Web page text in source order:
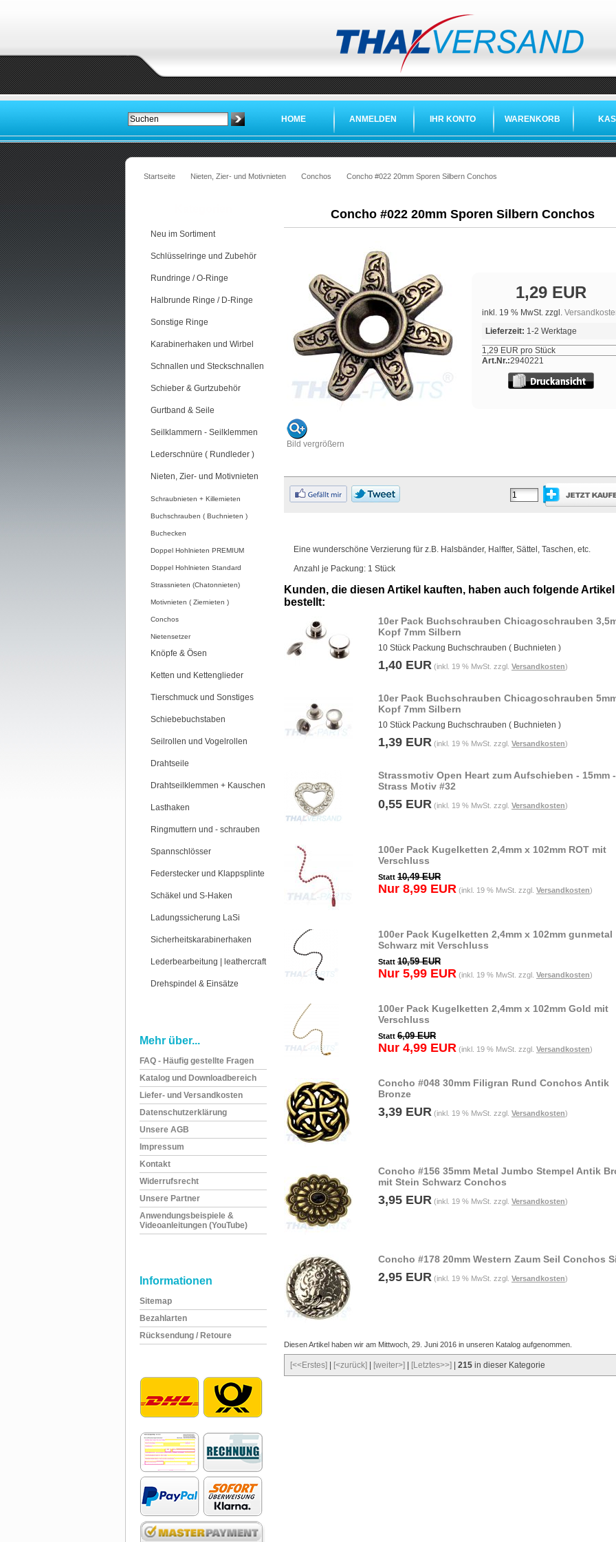
HOME ANMELDEN IHR KONTO WARENKORB
Startseite Nieten, Zier- und Motivnieten Conchos Concho #022 20mm Sporen Silbern Conchos
Neu im Sortiment
Schlüsselringe und Zubehör
Rundringe / O-Ringe
Halbrunde Ringe / D-Ringe
Sonstige Ringe
Karabinerhaken und Wirbel
Schnallen und Steckschnallen
Schieber & Gurtzubehör
Gurtband & Seile
Seilklammern - Seilklemmen
Lederschnüre ( Rundleder )
Nieten, Zier- und Motivnieten
Schraubnieten + Killernieten
Buchschrauben ( Buchnieten )
Buchecken
Doppel Hohlnieten PREMIUM
Doppel Hohlnieten Standard
Strassnieten (Chatonnieten)
Motivnieten ( Ziernieten )
Conchos
Nietensetzer
Knöpfe & Ösen
Ketten und Kettenglieder
Tierschmuck und Sonstiges
Schiebebuchstaben
Seilrollen und Vogelrollen
Drahtseile
Drahtseilklemmen + Kauschen
Lasthaken
Ringmuttern und - schrauben
Spannschlösser
Federstecker und Klappsplinte
Schäkel und S-Haken
Ladungssicherung LaSi
Sicherheitskarabinerhaken
Lederbearbeitung | leathercraft
Drehspindel & Einsätze
Mehr über...
FAQ - Häufig gestellte Fragen
Katalog und Downloadbereich
Liefer- und Versandkosten
Datenschutzerklärung
Unsere AGB
Impressum
Kontakt
Widerrufsrecht
Unsere Partner
Anwendungsbeispiele &
Videoanleitungen (YouTube)
Informationen
Sitemap
Bezahlarten
Rücksendung / Retoure
Concho #022 20mm Sporen Silbern Conchos
Bild vergrößern
1,29 EUR
inkl. 19 % MwSt. zzgl.
Lieferzeit: 1-2 Werktage
1,29 EUR pro Stück
Art.Nr.:2940221
Eine wunderschöne Verzierung für z.B. Halsbänder, Halfter, Sättel, Taschen, etc.
Anzahl je Packung: 1 Stück
Kunden, die diesen Artikel kauften, haben auch folgende Artikel
bestellt:
10er Pack Buchschrauben Chicagoschrauben
Kopf 7mm Silbern
10 Stück Packung Buchschrauben ( Buchnieten )
1,40 EUR (inkl. 19 % MwSt. zzgl. Versandkosten)
10er Pack Buchschrauben Chicagoschrauben
Kopf 7mm Silbern
10 Stück Packung Buchschrauben ( Buchnieten )
1,39 EUR (inkl. 19 % MwSt. zzgl. Versandkosten)
Strassmotiv Open Heart zum Aufschieben - 15mm -
Strass Motiv #32
0,55 EUR (inkl. 19 % MwSt. zzgl. Versandkosten)
100er Pack Kugelketten 2,4mm x 102mm ROT mit
Verschluss
Statt 10,49 EUR
Nur 8,99 EUR (inkl. 19 % MwSt. zzgl. Versandkosten)
100er Pack Kugelketten 2,4mm x 102mm gunmetal
Schwarz mit Verschluss
Statt 10,59 EUR
Nur 5,99 EUR (inkl. 19 % MwSt. zzgl. Versandkosten)
100er Pack Kugelketten 2,4mm x 102mm Gold mit
Verschluss
Statt 6,09 EUR
Nur 4,99 EUR (inkl. 19 % MwSt. zzgl. Versandkosten)
Concho #048 30mm Filigran Rund Conchos Antik
Bronze
3,39 EUR (inkl. 19 % MwSt. zzgl. Versandkosten)
Concho #156 35mm Metal Jumbo Stempel Antik
mit Stein Schwarz Conchos
3,95 EUR (inkl. 19 % MwSt. zzgl. Versandkosten)
Concho #178 20mm Western Zaum Seil Conchos
2,95 EUR (inkl. 19 % MwSt. zzgl. Versandkosten)
Diesen Artikel haben wir am Mittwoch, 29. Juni 2016 in unseren Katalog aufgenommen.
[<<Erstes] [<zurück] [weiter>] [Letztes>>] 215 in dieser Kategorie